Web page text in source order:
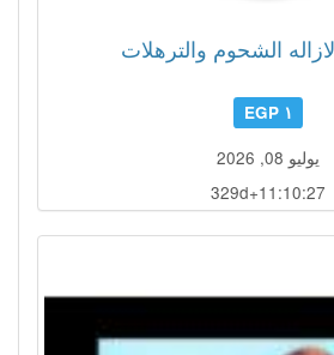
الشحوم والترهلات
١ EGP
يوليو 08, 2026
329d+11:10:24